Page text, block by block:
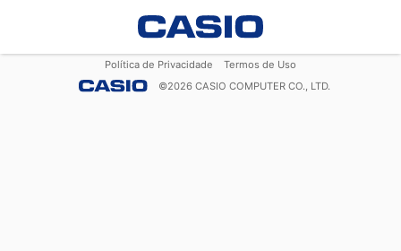
Política de Privacidade
Termos de Uso
©2026 CASIO COMPUTER CO., LTD.